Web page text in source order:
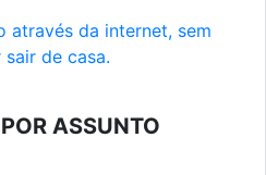
através da internet, sem
sair de casa.
ASSUNTO